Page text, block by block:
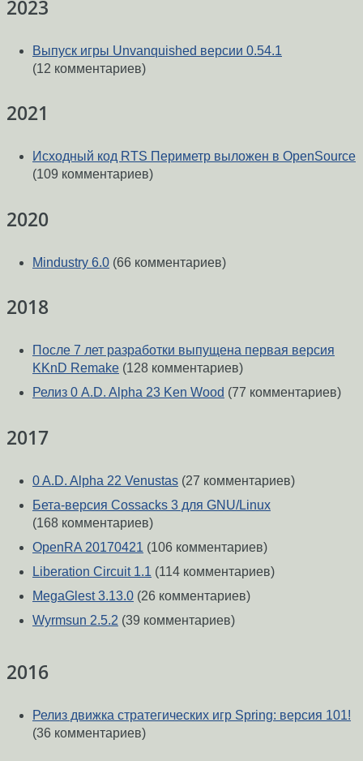
2023
Выпуск игры Unvanquished версии 0.54.1
(12 комментариев)
2021
Исходный код RTS Периметр выложен в OpenSource
(109 комментариев)
2020
Mindustry 6.0 (66 комментариев)
2018
После 7 лет разработки выпущена первая версия
KKnD Remake (128 комментариев)
Релиз 0 A.D. Alpha 23 Ken Wood (77 комментариев)
2017
0 A.D. Alpha 22 Venustas (27 комментариев)
Бета-версия Cossacks 3 для GNU/Linux
(168 комментариев)
OpenRA 20170421 (106 комментариев)
Liberation Circuit 1.1 (114 комментариев)
MegaGlest 3.13.0 (26 комментариев)
Wyrmsun 2.5.2 (39 комментариев)
2016
Релиз движка стратегических игр Spring: версия 101!
(36 комментариев)